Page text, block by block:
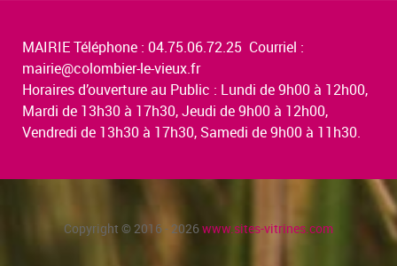
MAIRIE Téléphone : 04.75.06.72.25 Courriel :
mairie@colombier-le-vieux.fr
Horaires d’ouverture au Public : Lundi de 9h00 à 12h00,
Mardi de 13h30 à 17h30, Jeudi de 9h00 à 12h00,
Vendredi de 13h30 à 17h30, Samedi de 9h00 à 11h30.
Copyright © 2016 - 2026www.sites-vitrines.com